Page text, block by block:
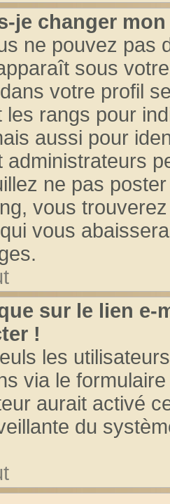
je changer
ne pouvez pas
sous
votre profil
les rangs pour
aussi pour
administrateurs
ne pas
vous
vous
sur le lien e-
!
les
via le
aurait activé
du